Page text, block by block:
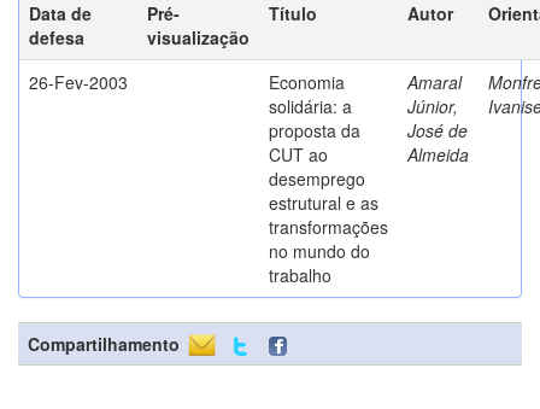
Data de
defesa
Pré-
visualização
Título Autor
26-Fev-2003
Economia
solidária: a
proposta da
CUT ao
desemprego
estrutural e as
transformações
no mundo do
trabalho
Amaral
Júnior,
José de
Almeida
Compartilhamento